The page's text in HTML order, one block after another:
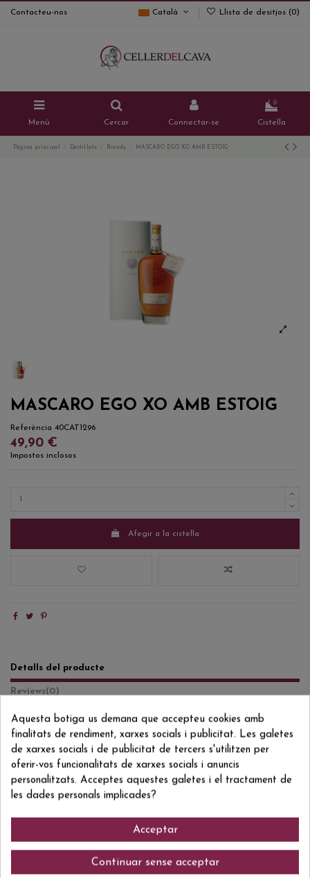
Contacteu-nos Català Llista de desitjos (0)
Menú Cercar Connectar-se
0
Cistella
Pàgina principal Destil·lats Brandy MASCARO EGO XO AMB ESTOIG
MASCARO EGO XO AMB ESTOIG
Referència 40CAT1296
49,90 €
Impostos inclosos
Afegir a la cistella
Detalls del producte
Reviews(0)
Formato/Format 70 CL
Grado/Grau 40% VOL.
8423426000102
Aquesta botiga us demana que accepteu cookies amb
finalitats de rendiment, xarxes socials i publicitat. Les galetes
de xarxes socials i de publicitat de tercers s'utilitzen per
oferir-vos funcionalitats de xarxes socials i anuncis
personalitzats. Acceptes aquestes galetes i el tractament de
les dades personals implicades?
Acceptar
Continuar sense acceptar